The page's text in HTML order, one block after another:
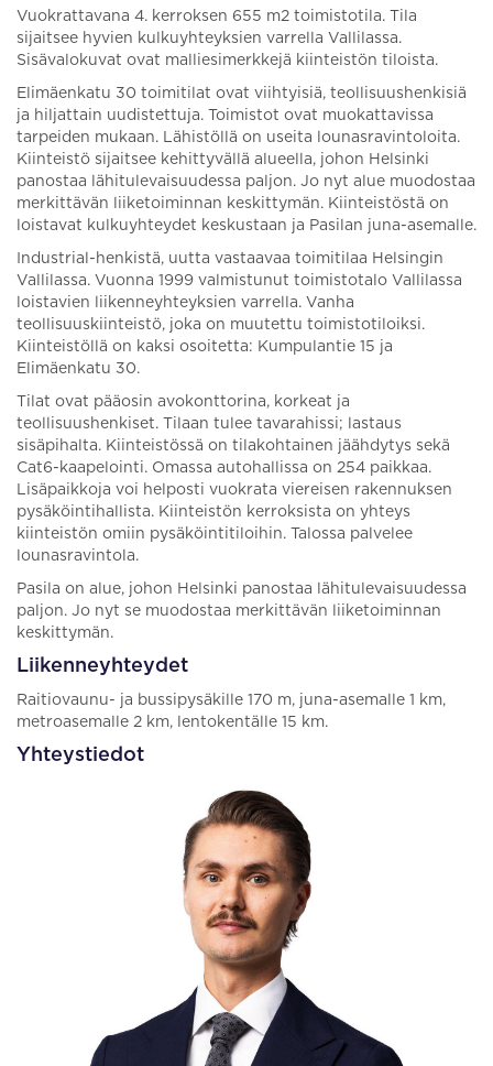
Vuokrattavana 4. kerroksen 655 m2 toimistotila. Tila
sijaitsee hyvien kulkuyhteyksien varrella Vallilassa.
Sisävalokuvat ovat malliesimerkkejä kiinteistön tiloista.
Elimäenkatu 30 toimitilat ovat viihtyisiä, teollisuushenkisiä
ja hiljattain uudistettuja. Toimistot ovat muokattavissa
tarpeiden mukaan. Lähistöllä on useita lounasravintoloita.
Kiinteistö sijaitsee kehittyvällä alueella, johon Helsinki
panostaa lähitulevaisuudessa paljon. Jo nyt alue muodostaa
merkittävän liiketoiminnan keskittymän. Kiinteistöstä on
loistavat kulkuyhteydet keskustaan ja Pasilan juna-asemalle.
Industrial-henkistä, uutta vastaavaa toimitilaa Helsingin
Vallilassa. Vuonna 1999 valmistunut toimistotalo Vallilassa
loistavien liikenneyhteyksien varrella. Vanha
teollisuuskiinteistö, joka on muutettu toimistotiloiksi.
Kiinteistöllä on kaksi osoitetta: Kumpulantie 15 ja
Elimäenkatu 30.
Tilat ovat pääosin avokonttorina, korkeat ja
teollisuushenkiset. Tilaan tulee tavarahissi; lastaus
sisäpihalta. Kiinteistössä on tilakohtainen jäähdytys sekä
Cat6-kaapelointi. Omassa autohallissa on 254 paikkaa.
Lisäpaikkoja voi helposti vuokrata viereisen rakennuksen
pysäköintihallista. Kiinteistön kerroksista on yhteys
kiinteistön omiin pysäköintitiloihin. Talossa palvelee
lounasravintola.
Pasila on alue, johon Helsinki panostaa lähitulevaisuudessa
paljon. Jo nyt se muodostaa merkittävän liiketoiminnan
keskittymän.
Liikenneyhteydet
Raitiovaunu- ja bussipysäkille 170 m, juna-asemalle 1 km,
metroasemalle 2 km, lentokentälle 15 km.
Yhteystiedot